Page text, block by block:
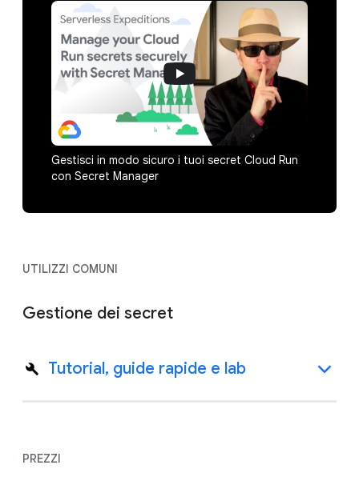
Gestisci in modo sicuro i tuoi secret Cloud Run
con Secret Manager
UTILIZZI COMUNI
Gestione dei secret
Tutorial, guide rapide e lab
PREZZI